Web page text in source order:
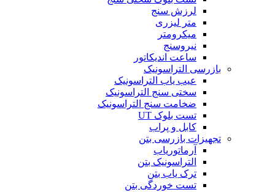
لرزش سنج
متر لیزری
میکرومتر
نیروسنج
ساعت اندیکاتور
بازرسی التراسونیک
عیب یاب التراسونیک
سختی سنج التراسونیک
ضخامت سنج التراسونیک
تست بلوک UT
کابل و پراب
تجهیزات بازرسی بتن
آرماتوریاب
التراسونیک بتن
ترک یاب بتن
تست خوردگی بتن